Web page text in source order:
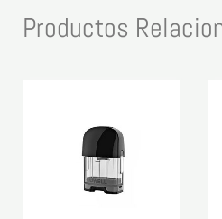
Productos